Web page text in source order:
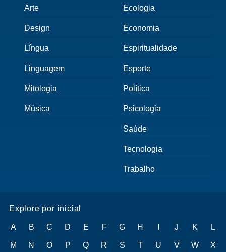
Arte
Design
Língua
Linguagem
Mitologia
Música
Ecologia
Economia
Espiritualidade
Esporte
Política
Psicologia
Saúde
Tecnologia
Trabalho
Explore por inicial
A B C D E F G H J K L
M N O P Q R S T U V W X